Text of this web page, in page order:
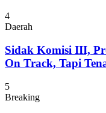
4
Daerah
Sidak Komisi III,
On Track, Tapi
5
Breaking